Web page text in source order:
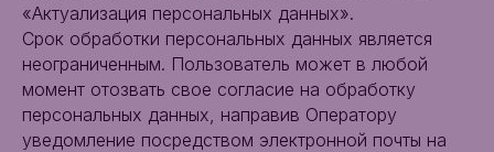
«Актуализация персональных данных».
Срок обработки персональных данных является
неограниченным. Пользователь может в любой
момент отозвать свое согласие на обработку
персональных данных, направив Оператору
уведомление посредством электронной почты на